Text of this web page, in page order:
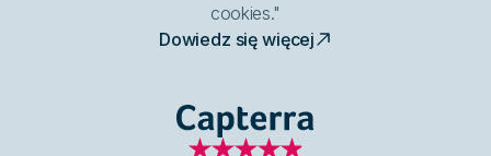
cookies."
Dowiedz się więcej
Capterra